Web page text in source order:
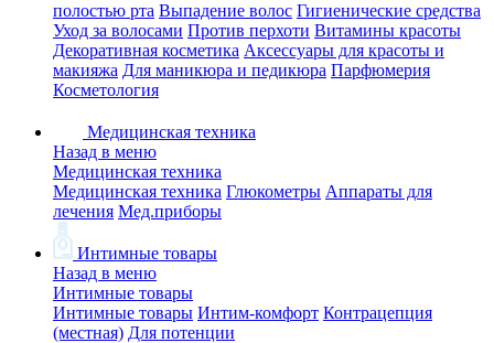
полостью рта Выпадение волос Гигиенические средства
Уход за волосами Против перхоти Витамины красоты
Декоративная косметика Аксессуары для красоты и
макияжа Для маникюра и педикюра Парфюмерия
Косметология
Медицинская техника
Назад в меню
Медицинская техника
Медицинская техника Глюкометры Аппараты для
лечения Мед.приборы
Интимные товары
Назад в меню
Интимные товары
Интимные товары Интим-комфорт Контрацепция
(местная) Для потенции